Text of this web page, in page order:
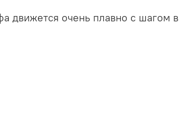
движется очень плавно с шагом